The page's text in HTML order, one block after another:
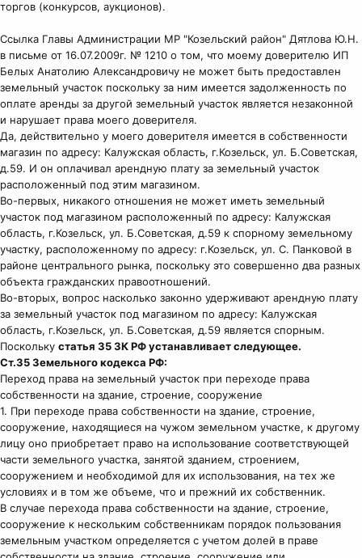
торгов (конкурсов, аукционов).
Ссылка Главы Администрации МР "Козельский район" Дятлова Ю.Н.
в письме от 16.07.2009г. № 1210 о том, что моему доверителю ИП
Белых Анатолию Александровичу не может быть предоставлен
земельный участок поскольку за ним имеется задолженность по
оплате аренды за другой земельный участок является незаконной
и нарушает права моего доверителя.
Да, действительно у моего доверителя имеется в собственности
магазин по адресу: Калужская область, г.Козельск, ул. Б.Советская,
д.59. И он оплачивал арендную плату за земельный участок
расположенный под этим магазином.
Во-первых, никакого отношения не может иметь земельный
участок под магазином расположенный по адресу: Калужская
область, г.Козельск, ул. Б.Советская, д.59 к спорному земельному
участку, расположенному по адресу: г.Козельск, ул. С. Панковой в
районе центрального рынка, поскольку это совершенно два разных
объекта гражданских правоотношений.
Во-вторых, вопрос насколько законно удерживают арендную плату
за земельный участок под магазином по адресу: Калужская
область, г.Козельск, ул. Б.Советская, д.59 является спорным.
Поскольку статья 35 ЗК РФ устанавливает следующее.
Ст.35 Земельного кодекса РФ:
Переход права на земельный участок при переходе права
собственности на здание, строение, сооружение
1. При переходе права собственности на здание, строение,
сооружение, находящиеся на чужом земельном участке, к другому
лицу оно приобретает право на использование соответствующей
части земельного участка, занятой зданием, строением,
сооружением и необходимой для их использования, на тех же
условиях и в том же объеме, что и прежний их собственник.
В случае перехода права собственности на здание, строение,
сооружение к нескольким собственникам порядок пользования
земельным участком определяется с учетом долей в праве